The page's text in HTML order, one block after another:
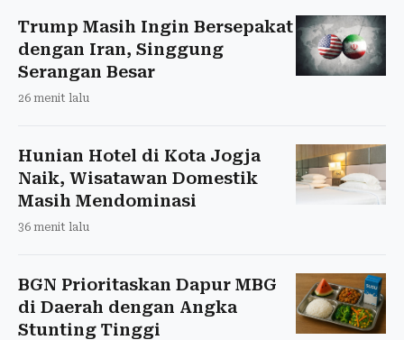
Trump Masih Ingin Bersepakat
dengan Iran, Singgung
Serangan Besar
26 menit lalu
Hunian Hotel di Kota Jogja
Naik, Wisatawan Domestik
Masih Mendominasi
36 menit lalu
BGN Prioritaskan Dapur MBG
di Daerah dengan Angka
Stunting Tinggi